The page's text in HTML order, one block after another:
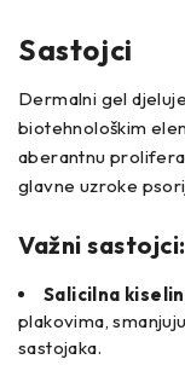
Sastojci
Dermalni gel
biotehnološkim
aberantnu
glavne uzroke
Važni sastojci:
Salicilna
plakovima,
sastojaka.